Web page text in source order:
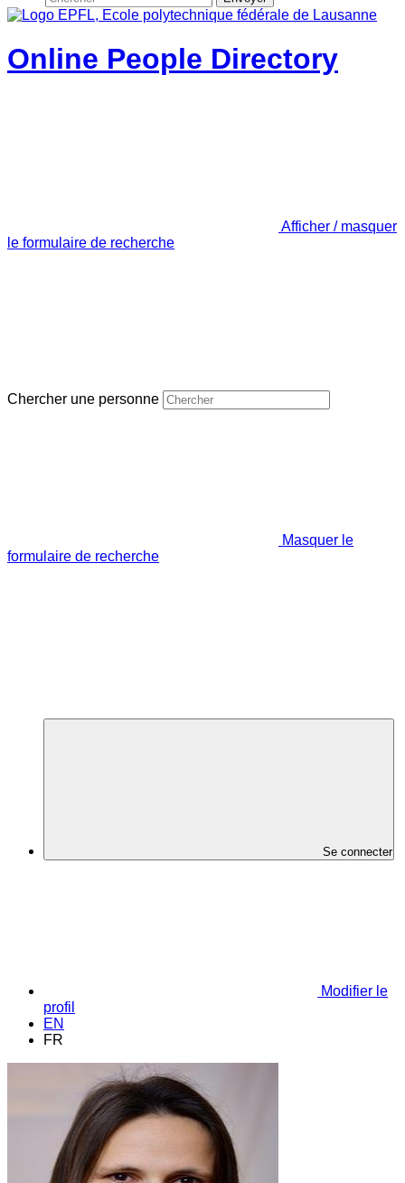
Online People Directory
Afficher / masquer
le formulaire de recherche
Chercher une personne
Masquer le
formulaire de recherche
Se connecter
Modifier le
profil
EN
FR